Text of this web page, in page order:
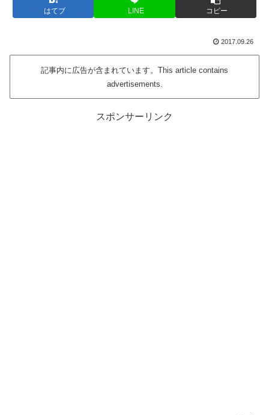
はてブ LINE コピー
2017.09.26
記事内に広告が含まれています。This article contains
advertisements.
スポンサーリンク